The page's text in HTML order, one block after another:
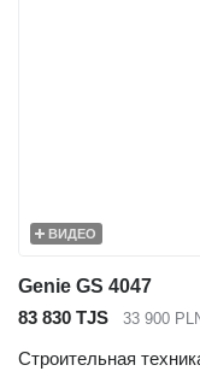
ВИДЕО
Genie GS 4047
83 830 TJS
33 900
Строительная